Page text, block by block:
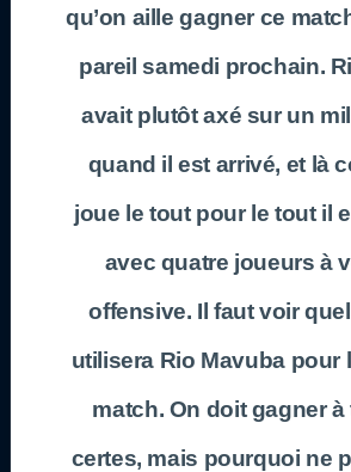
qu’on aille gagner ce
pareil samedi prochain.
avait plutôt axé sur un
quand il est arrivé, et là
joue le tout pour le tout il
avec quatre joueurs à
offensive. Il faut voir
utilisera Rio Mavuba pour
match. On doit gagner
certes, mais pourquoi ne